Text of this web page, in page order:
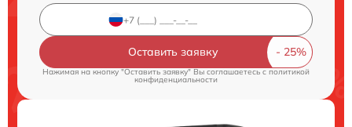
Оставить заявку
Нажимая на кнопку "Оставить заявку" Вы соглашаетесь cполитикой
конфиденциальности